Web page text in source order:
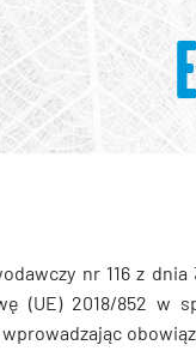
nr 116 z dnia
(UE) 2018/852 w